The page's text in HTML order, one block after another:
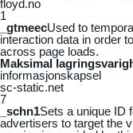
floyd.no
1
_gtmeecUsed to
interaction data in order
across page loads.
Maksimal
informasjonskapsel
sc-static.net
7
_schn1Sets a unique ID
advertisers to target the